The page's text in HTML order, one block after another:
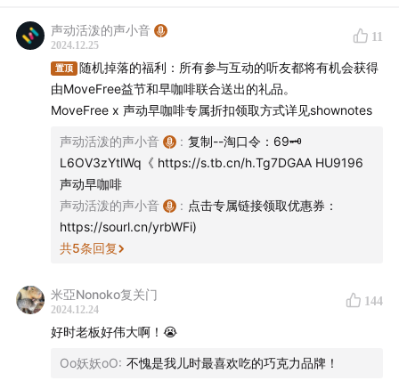
本期还有关于本田、丰田、微软和肯德基的新动态
，欢迎收听！
欢迎给早咖啡年末特辑投稿！
感谢大家过去一年的陪伴，早咖啡正在策划年末特辑节
目，如果你对早咖啡的内容或制作感到好奇，或是对节目
组有任何建议及想法，欢迎[点击这里]进行投稿，我们会
从中抽取几位咖啡豆送上新年小礼物！期待听到你的声
本期节目由守护关节健康品牌MoveFree益节赞助播出
美国专业关节健康品牌MoveFree益节隶属于有着80多年
历史的专业健康补剂公司Schiff，MoveFree的产品也是经
声动活泼的声小音
2024.12.25
11
置顶
随机掉落的福利：所有参与互动的听友都将有机会获得
由MoveFree益节和早咖啡联合送出的礼品。
MoveFree x 声动早咖啡专属折扣领取方式详见shownotes
声动活泼的声小音 : 复制--淘口令：69🗝
L6OV3zYtlWq《 https://s.tb.cn/h.Tg7DGAA HU9196
声动早咖啡
声动活泼的声小音
: 点击专属链接领取优惠券：
https://sourl.cn/yrbWFi)
共5条回复
米亞Nonoko复关门
2024.12.24
144
好时老板好伟大啊！😭
Oo妖妖oO: 不愧是我儿时最喜欢吃的巧克力品牌！